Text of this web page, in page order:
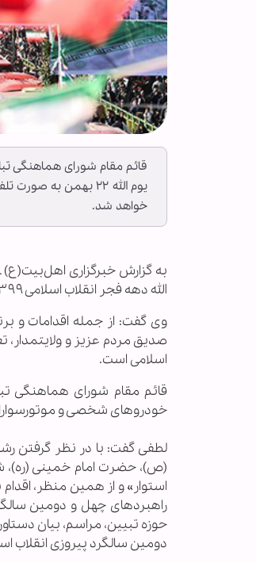
یوم الله ۲۲ بهمن
خواهد شد.
به گزارش خبرگزاری اهل‌بیت(ع)
الله دهه فجر انقلاب اسلامی ۱۳۹۹ را اعلام کرد.
وی گفت: از جمله اقدامات و
صدیق مردم عزیز و
اسلامی است.
خودرو‌های شخصی و موتورسواران
لطفی گفت: با در نظر گرفتن
(ص)، حضرت امام خمینی (ره)،
راهبرد‌های چهل و دومین
حوزه تبیین، مراسم، بیان
دومین سالگرد پیروزی انقلاب